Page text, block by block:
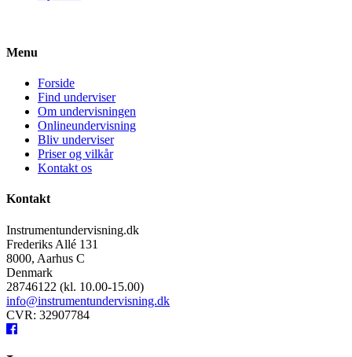
Menu
Forside
Find underviser
Om undervisningen
Onlineundervisning
Bliv underviser
Priser og vilkår
Kontakt os
Kontakt
Instrumentundervisning.dk
Frederiks Allé 131
8000, Aarhus C
Denmark
28746122 (kl. 10.00-15.00)
info@instrumentundervisning.dk
CVR: 32907784